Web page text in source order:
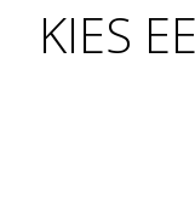
KIES